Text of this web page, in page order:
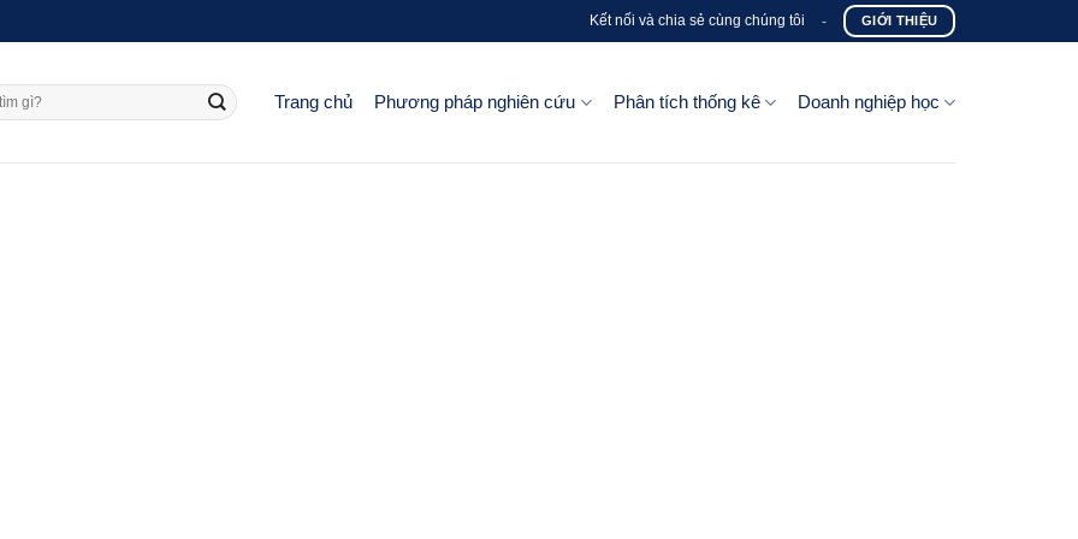
Kết nối và chia sẻ cùng chúng tôi - GIỚI THIỆU
Trang chủ Phương pháp nghiên cứu Phân tích thống kê Doanh nghiệp học